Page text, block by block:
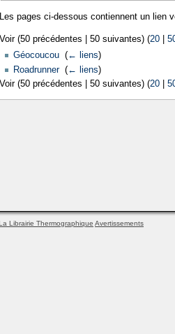
Les pages ci-dessous contiennent un lien
Voir (50 précédentes | 50 suivantes) (20
Géocoucou‎ (← liens)
Roadrunner‎ (← liens)
Voir (50 précédentes | 50 suivantes) (20
Librairie Thermographique Avertissements